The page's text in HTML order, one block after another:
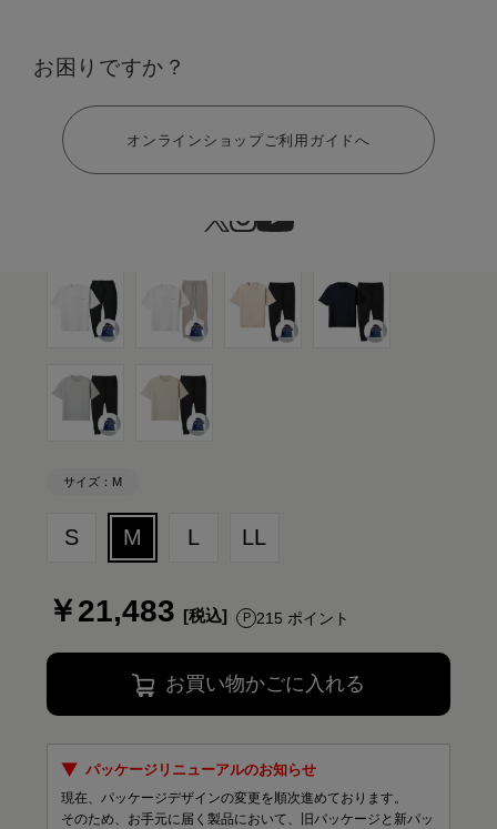
お困りですか？
オンラインショップご利用ガイドへ
サイズ：M
S M L LL
￥21,483 215 ポイント
お買い物かごに入れる
パッケージリニューアルのお知らせ
現在、パッケージデザインの変更を順次進めております。
そのため、お手元に届く製品において、旧パッケージと新パッ